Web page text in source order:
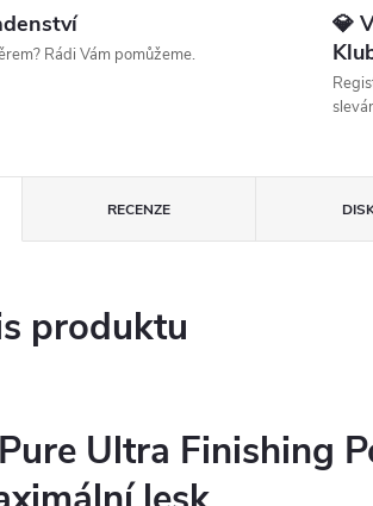
Rádi Vám pomůžeme.
💎
RECENZE
produktu
Ultra Finishing